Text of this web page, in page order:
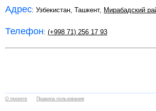
Адрес: Узбекистан, Ташкент, Мирабадский
Телефон: (+998 71) 256 17 93
О проекте Правила пользования